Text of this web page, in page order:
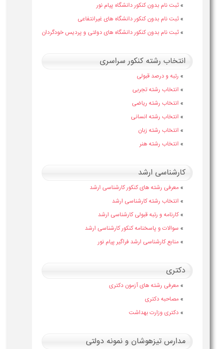
» ثبت نام بدون کنکور دانشگاه پیام نور
» ثبت نام بدون کنکور دانشگاه های غیرانتفاعی
» ثبت نام بدون کنکور دانشگاه های دولتی و پردیس خودگردان
انتخاب رشته کنکور سراسری
» رتبه و درصد قبولی
» انتخاب رشته تجربی
» انتخاب رشته ریاضی
» انتخاب رشته انسانی
» انتخاب رشته زبان
» انتخاب رشته هنر
کارشناسی ارشد
» معرفی رشته های کنکور کارشناسی ارشد
» انتخاب رشته کارشناسی ارشد
» کارنامه و رتبه قبولی کارشناسی ارشد
» سوالات و پاسخنامه کنکور کارشناسی ارشد
» منابع کارشناسی ارشد فراگیر پیام نور
دکتری
» معرفی رشته های آزمون دکتری
» مصاحبه دکتری
» دکتری وزارت بهداشت
مدارس تیزهوشان و نمونه دولتی